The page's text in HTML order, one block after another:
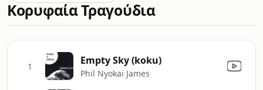
Κορυφαία Τραγούδια
1 Empty Sky (koku)
Phil Nyokai James